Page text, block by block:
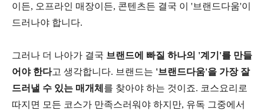
이든, 오프라인 매장이든, 콘텐츠든 결국 이 '브랜드다움'이
드러나야 합니다.
그러나 더 나아가 결국 브랜드에 빠질 하나의 '계기'를 만들
어야 한다고 생각합니다. 브랜드는 '브랜드다움'을 가장 잘
드러낼 수 있는 매개체 를 찾아야 하는 것이죠. 코스요리로
따지면 모든 코스가 만족스러워야 하지만, 유독 그중에서